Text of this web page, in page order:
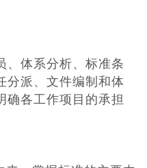
、体系分析、标准条
分派、文件编制和体
确各工作项目的承担